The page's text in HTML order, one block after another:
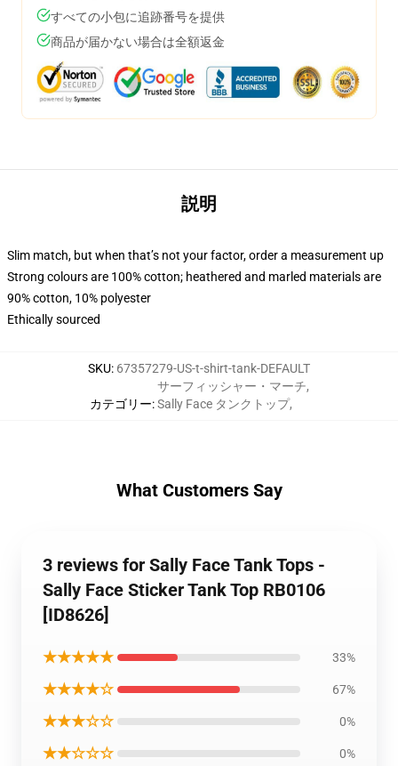
すべての小包に追跡番号を提供
商品が届かない場合は全額返金
説明
Slim match, but when that’s not your factor, order a measurement up
Strong colours are 100% cotton; heathered and marled materials are
90% cotton, 10% polyester
Ethically sourced
SKU: 67357279-US-t-shirt-tank-DEFAULT
カテゴリー:
サーフィッシャー・マーチ,
Sally Face タンクトップ,
What Customers Say
3 reviews for Sally Face Tank Tops -
Sally Face Sticker Tank Top RB0106
[ID8626]
★★★★★ 33%
★★★★☆ 67%
★★★☆☆ 0%
★★☆☆☆ 0%